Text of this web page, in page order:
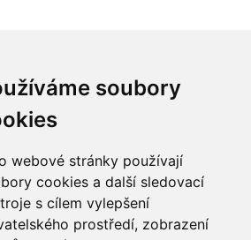
soubory
webové stránky používají
cookies a další sledovací
s cílem vylepšení
prostředí, zobrazení